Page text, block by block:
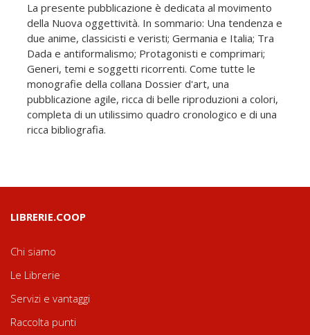
La presente pubblicazione è dedicata al movimento
della Nuova oggettività. In sommario: Una tendenza e
due anime, classicisti e veristi; Germania e Italia; Tra
Dada e antiformalismo; Protagonisti e comprimari;
Generi, temi e soggetti ricorrenti. Come tutte le
monografie della collana Dossier d'art, una
pubblicazione agile, ricca di belle riproduzioni a colori,
completa di un utilissimo quadro cronologico e di una
ricca bibliografia.
LIBRERIE.COOP
Chi siamo
Le Librerie
Servizi e vantaggi
Raccolta punti